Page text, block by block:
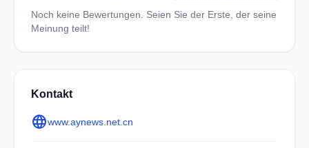
Noch keine Bewertungen. Seien Sie der Erste, der seine
Meinung teilt!
Kontakt
languagewww.aynews.net.cn